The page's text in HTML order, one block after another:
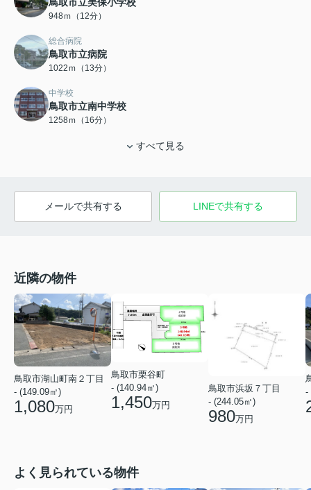
948ｍ（12分）
総合病院
鳥取市立病院
1022ｍ（13分）
中学校
鳥取市立南中学校
1258ｍ（16分）
すべて見る
メールで共有する LINEで共有する
近隣の物件
鳥取市湖山町南２丁目
- (149.09㎡)
1,080万円
鳥取市栗谷町
- (140.94㎡)
1,450万円
鳥取市浜坂７丁目
- (244.05㎡)
980万円
-
よく見られている物件